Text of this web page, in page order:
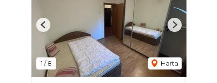
1 /8 Harta
Previous Next